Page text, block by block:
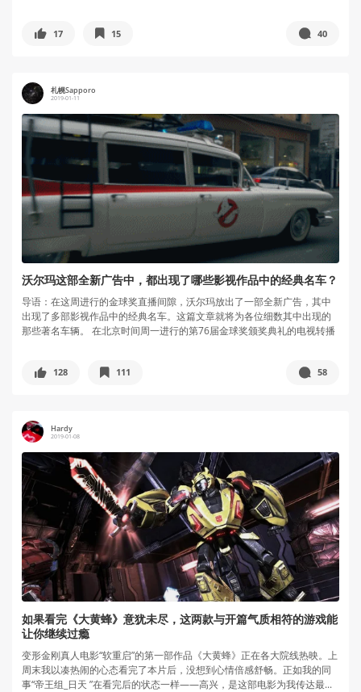
17 15 40
札幌Sapporo
2019-01-11
沃尔玛这部全新广告中，都出现了哪些影视作品中的经典名车？
导语：在这周进行的金球奖直播间隙，沃尔玛放出了一部全新广告，其中
出现了多部影视作品中的经典名车。这篇文章就将为各位细数其中出现的
那些著名车辆。 在北京时间周一进行的第76届金球奖颁奖典礼的电视转播
128 111 58
Hardy
2019-01-08
如果看完《大黄蜂》意犹未尽，这两款与开篇气质相符的游戏能
让你继续过瘾
变形金刚真人电影“软重启”的第一部作品《大黄蜂》正在各大院线热映。上
周末我以凑热闹的心态看完了本片后，没想到心情倍感舒畅。正如我的同
事“帝王组_日天 ”在看完后的状态一样——高兴，是这部电影为我传达最...